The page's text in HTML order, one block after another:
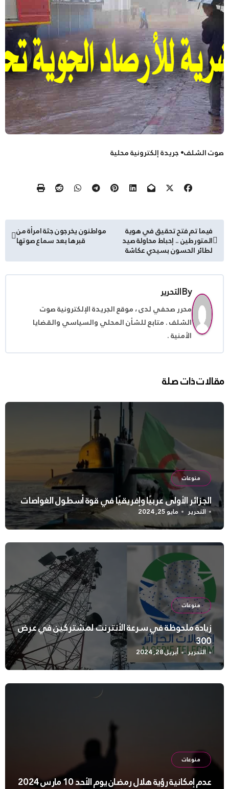
صوت الشلف• جريدة إلكترونية محلية
تصفّح
المقالات
فيما تم فتح تحقيق في هوية
المتورطين .. إحباط محاولة صيد
لطائر الحسون بسيدي عكاشة
مواطنون يخرجون جثة امرأة من
قبرها بعد سماع صوتها
Byالتحرير
محرر صحفي لدى ، موقع الجريدة الإلكترونية صوت
الشلف . متابع للشأن المحلي والسياسي والقضايا
الأمنية .
مقالات ذات صلة
منوعات
الجزائر الأولى عربيًا وإفريقيًا في قوة أسطول الغواصات
التحرير مايو 25, 2024
منوعات
زيادة ملحوظة في سرعة الأنترنت لمشتركين في عرض
300
التحرير أبريل 28, 2024
منوعات
عدم إمكانية رؤية هلال رمضان يوم الأحد 10 مارس 2024